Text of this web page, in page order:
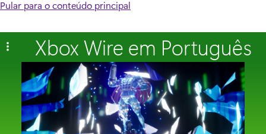
Pular para o conteúdo principal
Xbox Wire em Português